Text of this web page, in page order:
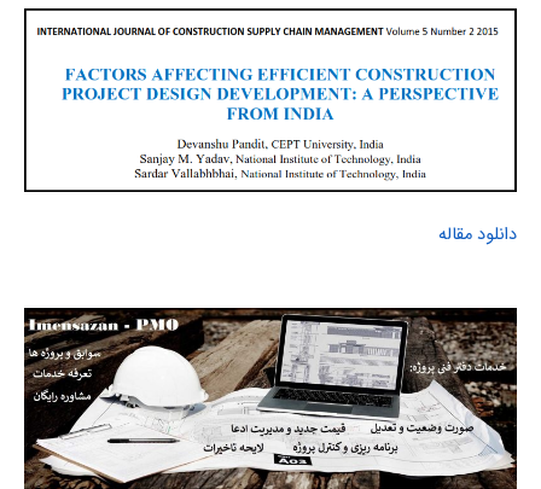
دانلود مقاله